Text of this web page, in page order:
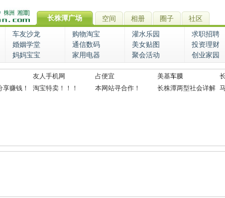
长株潭广场 空间 相册 圈子 社区
车友沙龙 购物淘宝 灌水乐园 求职招聘
婚姻学堂 通信数码 美女贴图 投资理财
妈妈宝宝 家用电器 聚会活动 创业家园
友人手机网 占便宜 美基车膜
享赚钱！
淘宝特卖！！！ 本网站寻合作！ 长株潭两型社会详解